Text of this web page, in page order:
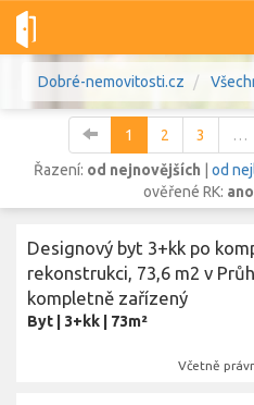
Dobré-nemovitosti.cz
Cena
1 2 3 …
Řazení: od nejnovějších od
ověřené RK: ano
Designový byt 3+kk po
rekonstrukci, 73,6 m2 v
kompletně zařízený
Byt 3+kk 73m²
Včetně